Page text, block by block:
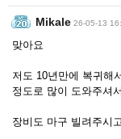
Mikale 26-05-13
맞아요
저도 10년만에 복귀해
정도로 많이 도와주셔
장비도 마구 빌려주시